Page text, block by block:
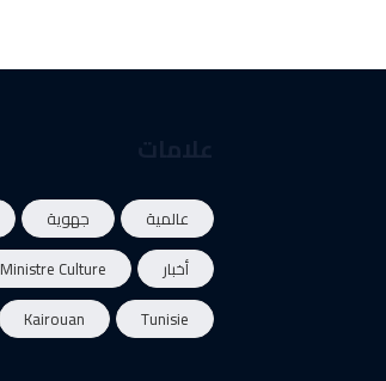
عالمية جهوية
أخبار
Ministre Culture
Tunisie
Kairouan